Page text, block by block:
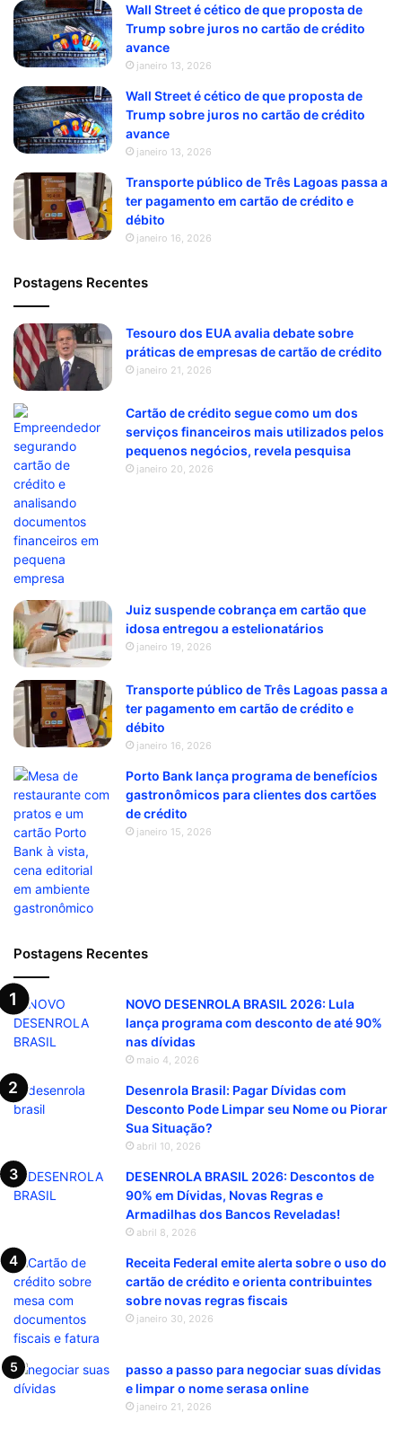
Wall Street é cético de que proposta de
Trump sobre juros no cartão de crédito
avance
janeiro 13, 2026
Wall Street é cético de que proposta de
Trump sobre juros no cartão de crédito
avance
janeiro 13, 2026
Transporte público de Três Lagoas passa a
ter pagamento em cartão de crédito e
débito
janeiro 16, 2026
Postagens Recentes
Tesouro dos EUA avalia debate sobre
práticas de empresas de cartão de crédito
janeiro 21, 2026
Cartão de crédito segue como um dos
serviços financeiros mais utilizados pelos
pequenos negócios, revela pesquisa
janeiro 20, 2026
Juiz suspende cobrança em cartão que
idosa entregou a estelionatários
janeiro 19, 2026
Transporte público de Três Lagoas passa a
ter pagamento em cartão de crédito e
débito
janeiro 16, 2026
Porto Bank lança programa de benefícios
gastronômicos para clientes dos cartões
de crédito
janeiro 15, 2026
Postagens Recentes
NOVO DESENROLA BRASIL 2026: Lula
lança programa com desconto de até 90%
nas dívidas
maio 4, 2026
Desenrola Brasil: Pagar Dívidas com
Desconto Pode Limpar seu Nome ou Piorar
Sua Situação?
abril 10, 2026
DESENROLA BRASIL 2026: Descontos de
90% em Dívidas, Novas Regras e
Armadilhas dos Bancos Reveladas!
abril 8, 2026
Receita Federal emite alerta sobre o uso do
cartão de crédito e orienta contribuintes
sobre novas regras fiscais
janeiro 30, 2026
passo a passo para negociar suas dívidas
e limpar o nome serasa online
janeiro 21, 2026